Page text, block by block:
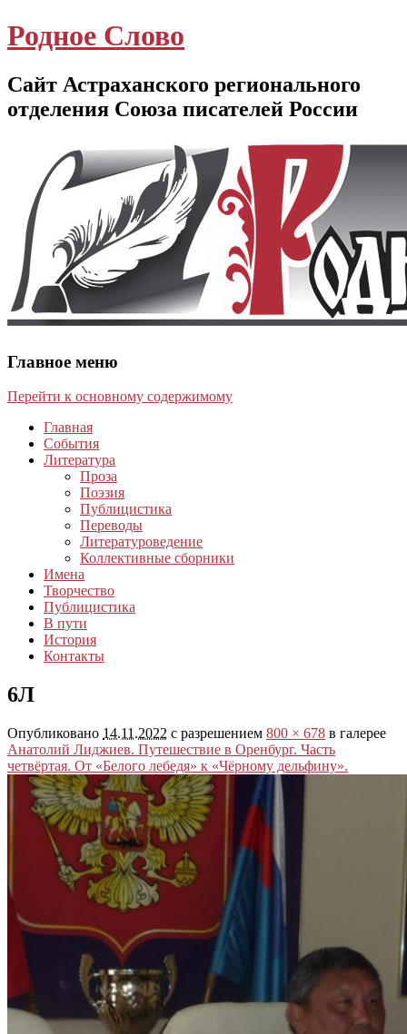
Родное Слово
Сайт Астраханского регионального
отделения Союза писателей России
Главное меню
Перейти к основному содержимому
Главная
События
Литература
Проза
Поэзия
Публицистика
Переводы
Литературоведение
Коллективные сборники
Имена
Творчество
Публицистика
В пути
История
Контакты
6Л
Опубликовано 14.11.2022 с разрешением 800 × 678 в галерее
Анатолий Лиджиев. Путешествие в Оренбург. Часть
четвёртая. От «Белого лебедя» к «Чёрному дельфину».